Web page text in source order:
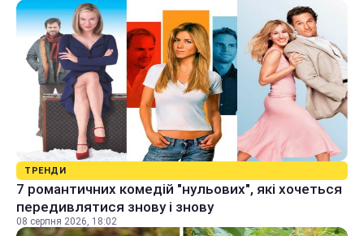
ТРЕНДИ
7 романтичних комедій "нульових", які хочеться
передивлятися знову і знову
08 серпня 2026, 18:02